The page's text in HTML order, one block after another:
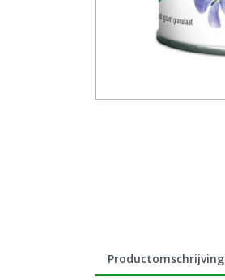
Productomschrijving